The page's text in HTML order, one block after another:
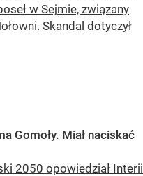
w Sejmie, związany
Skandal dotyczył
Gomoły. Miał naciskać
2050 opowiedział Interii